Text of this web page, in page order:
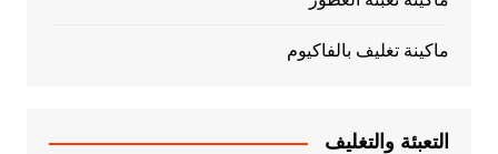
ماكينة تغليف بالفاكيوم
التعبئة والتغليف